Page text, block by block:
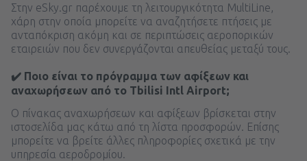
Στην eSky.gr παρέχουμε τη λειτουργικότητα MultiLine,
χάρη στην οποία μπορείτε να αναζητήσετε πτήσεις με
ανταπόκριση ακόμη και σε περιπτώσεις αεροπορικών
εταιρειών που δεν συνεργάζονται απευθείας μεταξύ τους.
✔️ Ποιο είναι το πρόγραμμα των αφίξεων και
αναχωρήσεων από το Tbilisi Intl Airport;
Ο πίνακας αναχωρήσεων και αφίξεων βρίσκεται στην
ιστοσελίδα μας κάτω από τη λίστα προσφορών. Επίσης
μπορείτε να βρείτε άλλες πληροφορίες σχετικά με την
υπηρεσία αεροδρομίου.